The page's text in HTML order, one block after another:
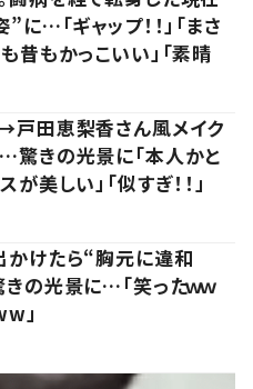
…「ギャップ！！」「まさ
昔もかっこいい」「素晴
戸田恵梨香さん風メイク
きの光景に「本人かと
が美しい」「似すぎ！！」
かけたら“胸元に違和
の光景に…「笑ったｗｗ
」